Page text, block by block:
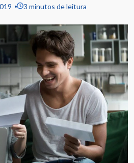
3 minutos de leitura